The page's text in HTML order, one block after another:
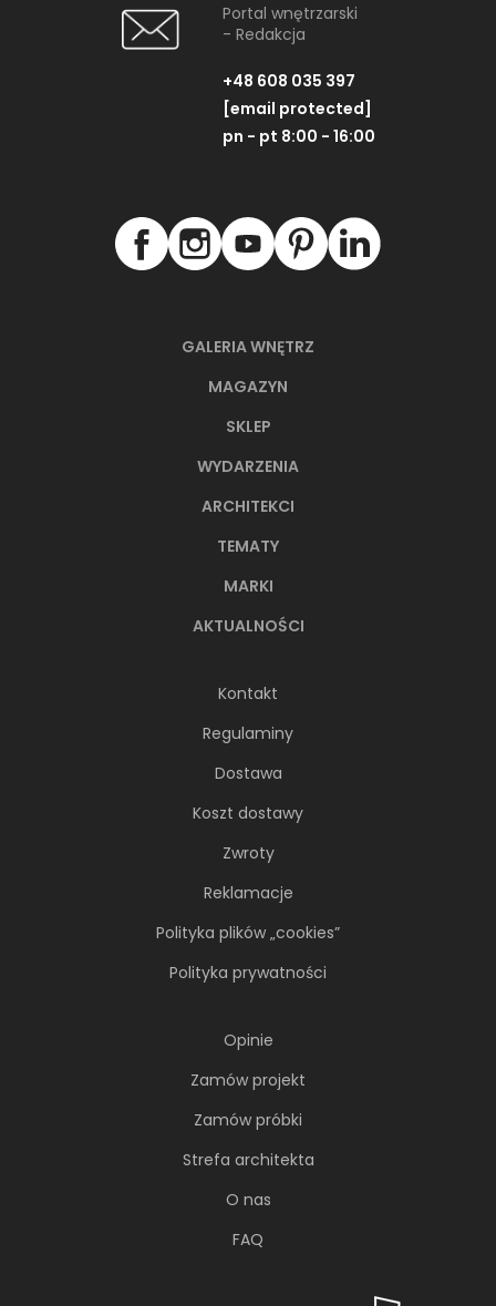
GALERIA WNĘTRZ
MAGAZYN
SKLEP
WYDARZENIA
ARCHITEKCI
TEMATY
MARKI
AKTUALNOŚCI
Kontakt
Regulaminy
Dostawa
Koszt dostawy
Zwroty
Reklamacje
Polityka plików „cookies”
Polityka prywatności
Opinie
Zamów projekt
Zamów próbki
Strefa architekta
O nas
FAQ
Portal wnętrzarski
- Redakcja
+48 608 035 397
[email protected]
pn - pt 8:00 - 16:00